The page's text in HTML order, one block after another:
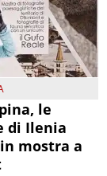
le
di Ilenia
mostra a